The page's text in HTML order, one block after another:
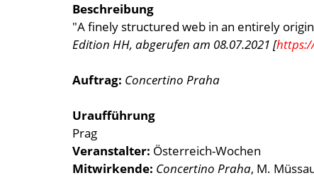
Beschreibung
"A finely structured web in an entirely
Edition HH, abgerufen am 08.07.2021 [
Auftrag: Concertino Praha
Uraufführung
Prag
Veranstalter: Österreich-Wochen
Mitwirkende: Concertino Praha, M.